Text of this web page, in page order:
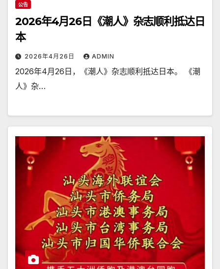
公告
2026年4月26日《潮人》杂志顺利抵达日
本
2026年4月26日 ADMIN
2026年4月26日，《潮人》杂志顺利抵达日本。 《潮
人》杂…